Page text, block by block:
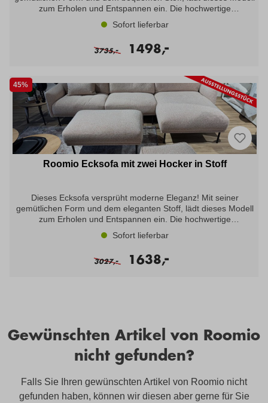
zum Erholen und Entspannen ein. Die hochwertige
Kaltschaumpolsterung, lässt Sie ein Sitzgefühl der Extraklasse
erleben. Noch mehr Komfort, bietet der bequeme Hocker. Der
gewisse Extra!Lassen Sie sich dieses Traumsofa nicht
vorbehalten. Teilweise können Ausstellungsstücke
Gebrauchsspuren etc. aufweisen. Den aktuellen
Verfügbarkeitsstatus, sowie nähere Informationen zu
Gebrauchsspuren erhalten Sie nur über die Filiale.
Sofort lieferbar
3735,
- 1498,
-
45%
Roomio Ecksofa mit zwei Hocker in Stoff
Dieses Ecksofa versprüht moderne Eleganz! Mit seiner
gemütlichen Form und dem eleganten Stoff, lädt dieses Modell
zum Erholen und Entspannen ein. Die hochwertige
Schaumstoffpolsterung, lässt Sie ein Sitzgefühl der Extraklasse
erleben. Noch mehr Komfort, bietet der bequeme Hocker und
Stück Harmonie in Ihr Wohnzimmer.Lassen Sie sich dieses
Gebrauchsspuren erhalten Sie nur über die Filiale.
Sofort lieferbar
3027,
- 1638,
-
Gewünschten Artikel von Roomio
nicht gefunden?
Falls Sie Ihren gewünschten Artikel von Roomio nicht
gefunden haben, können wir diesen aber gerne für Sie